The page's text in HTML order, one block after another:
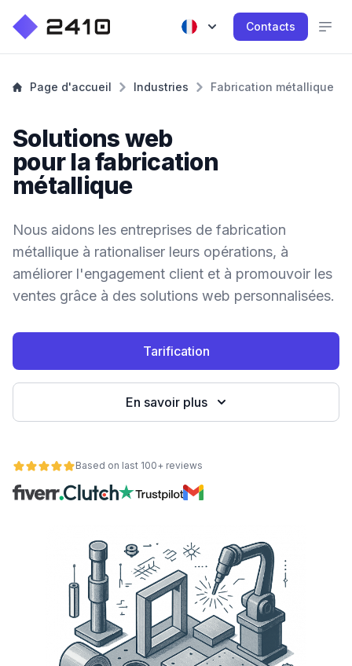
Contacts
Page d'accueil Industries Fabrication métallique
Solutions web
pour la fabrication
métallique
Nous aidons les entreprises de fabrication
métallique à rationaliser leurs opérations, à
améliorer l'engagement client et à promouvoir les
ventes grâce à des solutions web personnalisées.
Tarification
En savoir plus
Based on last 100+ reviews